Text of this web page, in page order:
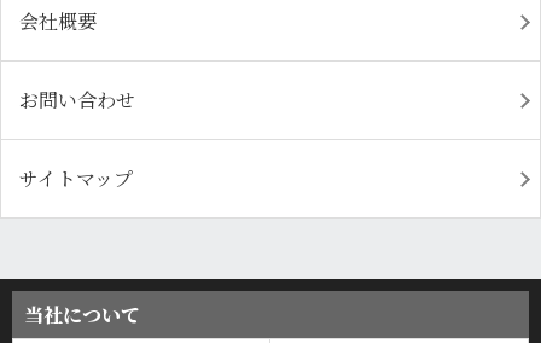
会社概要
お問い合わせ
サイトマップ
当社について